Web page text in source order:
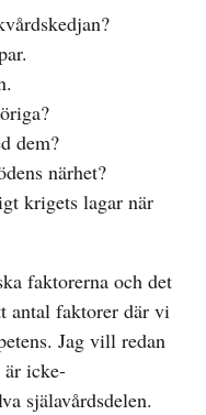
dem?
närhet?
krigets lagar när
faktorerna och det
antal faktorer där vi
Jag vill redan
är icke-
själavårdsdelen.